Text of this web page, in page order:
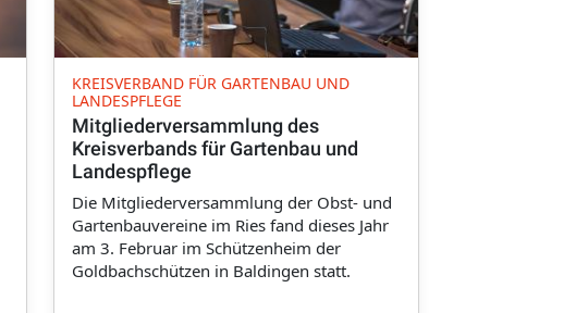
KREISVERBAND FÜR GARTENBAU UND
LANDESPFLEGE
Mitgliederversammlung des
Kreisverbands für Gartenbau und
Landespflege
Die Mitgliederversammlung der Obst- und
Gartenbauvereine im Ries fand dieses Jahr
am 3. Februar im Schützenheim der
Goldbachschützen in Baldingen statt.